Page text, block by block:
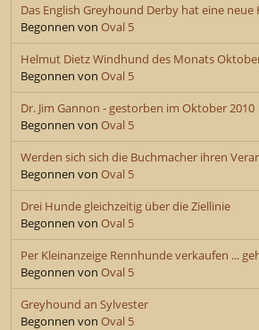
Das English Greyhound Derby hat eine neue
Begonnen von Oval 5
Helmut Dietz Windhund des Monats
Begonnen von Oval 5
Dr. Jim Gannon - gestorben im Oktober 2010
Begonnen von Oval 5
Werden sich sich die Buchmacher ihren
Begonnen von Oval 5
Drei Hunde gleichzeitig über die Ziellinie
Begonnen von Oval 5
Per Kleinanzeige Rennhunde verkaufen ...
Begonnen von Oval 5
Greyhound an Sylvester
Begonnen von Oval 5